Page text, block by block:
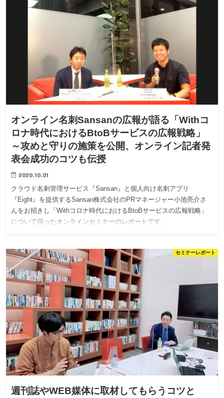
オンライン名刺Sansanの広報が語る「Withコ
ロナ時代におけるBtoBサービスの広報戦略」
～攻めと守りの施策を公開、オンライン記者発
表会成功のコツも伝授
2020.10.01
クラウド名刺管理サービス『Sansan』と個人向け名刺アプリ
『Eight』を提供するSansan株式会社のPRマネージャー小池亮介さ
んをお招きし「Withコロナ時代におけるBtoBサービスの広報戦略」
について伺ったオンラインセミナーのレポートです。
セミナーレポート
週刊誌やWEB媒体に取材してもらうコツと